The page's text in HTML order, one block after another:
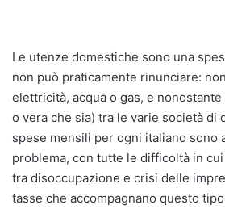
Le utenze domestiche sono una
non può praticamente rinunciare:
elettricità, acqua o gas, e
o vera che sia) tra le varie società di
spese mensili per ogni italiano sono
problema, con tutte le difficoltà in
tra disoccupazione e crisi delle
tasse che accompagnano questo